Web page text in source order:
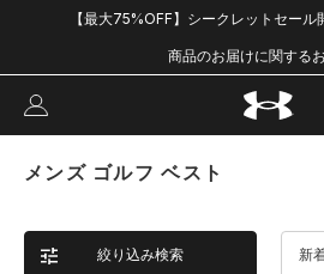
【最大75%OFF】シークレットセール
商品のお届けに関する
メンズ ゴルフ ベスト
絞り込み検索 新